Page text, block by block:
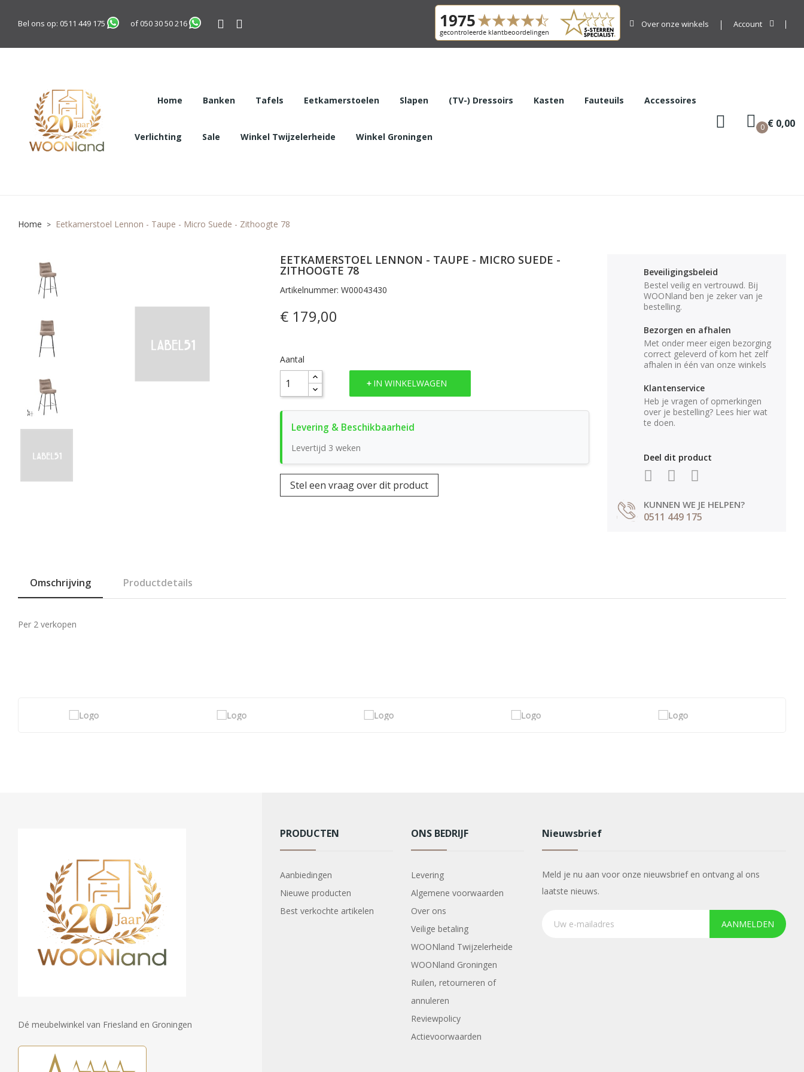
Bel ons op: 0511 449 175 of050 30 50 216 Over onze winkels Account
Home Banken Tafels Eetkamerstoelen Slapen (TV-) Dressoirs Kasten Fauteuils Accessoires
Verlichting Sale Winkel Twijzelerheide Winkel Groningen
0 € 0,00
Home Eetkamerstoel Lennon - Taupe - Micro Suede - Zithoogte 78
EETKAMERSTOEL LENNON - TAUPE - MICRO SUEDE -
ZITHOOGTE 78
Artikelnummer: W00043430
€ 179,00
Aantal
IN WINKELWAGEN
Levertijd 3 weken
Stel een vraag over dit product
Beveiligingsbeleid
Bestel veilig en vertrouwd. Bij
WOONland ben je zeker van je
bestelling.
Bezorgen en afhalen
Met onder meer eigen bezorging
correct geleverd of kom het zelf
afhalen in één van onze winkels
Klantenservice
Heb je vragen of opmerkingen
over je bestelling? Lees hier wat
te doen.
Deel dit product
KUNNEN WE JE HELPEN?
0511 449 175
Omschrijving Productdetails
Per 2 verkopen
Dé meubelwinkel van Friesland en Groningen
PRODUCTEN
Aanbiedingen
Nieuwe producten
Best verkochte artikelen
ONS BEDRIJF
Levering
Algemene voorwaarden
Over ons
Veilige betaling
WOONland Twijzelerheide
WOONland Groningen
Ruilen, retourneren of
annuleren
Reviewpolicy
Actievoorwaarden
Nieuwsbrief
Meld je nu aan voor onze nieuwsbrief en ontvang al ons
laatste nieuws.
AANMELDEN